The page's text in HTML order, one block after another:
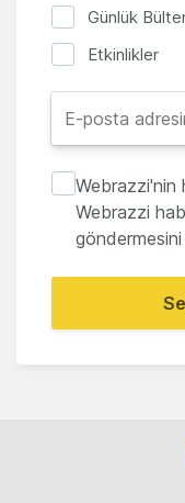
Günlük
Etkinlikler
Webrazzi'nin
Webrazzi
göndermesini